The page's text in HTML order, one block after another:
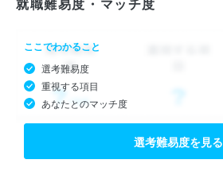
ここでわかること
選考難易度
重視する項目
あなたとのマッチ度
選考難易度を見る